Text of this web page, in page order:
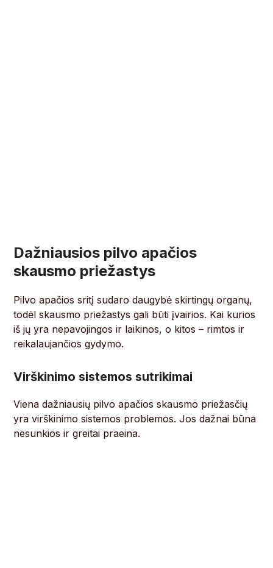
Dažniausios pilvo apačios
skausmo priežastys
Pilvo apačios sritį sudaro daugybė skirtingų organų,
todėl skausmo priežastys gali būti įvairios. Kai kurios
iš jų yra nepavojingos ir laikinos, o kitos – rimtos ir
reikalaujančios gydymo.
Virškinimo sistemos sutrikimai
Viena dažniausių pilvo apačios skausmo priežasčių
yra virškinimo sistemos problemos. Jos dažnai būna
nesunkios ir greitai praeina.